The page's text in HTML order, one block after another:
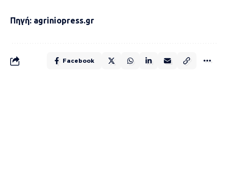
Πηγή: agriniopress.gr
Facebook